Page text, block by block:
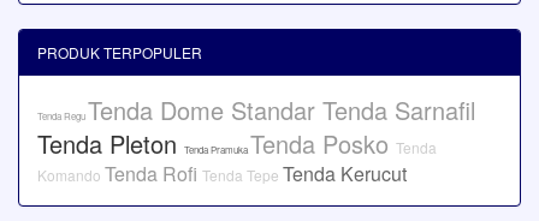
PRODUK TERPOPULER
Tenda ReguTenda Dome Standar Tenda Sarnafil
Tenda Pleton
Tenda PramukaTenda Posko Tenda
Komando Tenda Rofi Tenda Tepe Tenda Kerucut